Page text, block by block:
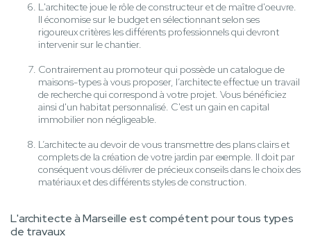
L'architecte joue le rôle de constructeur et de maître d'oeuvre.
Il économise sur le budget en sélectionnant selon ses
rigoureux critères les différents professionnels qui devront
intervenir sur le chantier.
Contrairement au promoteur qui possède un catalogue de
maisons-types à vous proposer, l’architecte effectue un travail
de recherche qui correspond à votre projet. Vous bénéficiez
ainsi d'un habitat personnalisé. C'est un gain en capital
immobilier non négligeable.
L’architecte au devoir de vous transmettre des plans clairs et
complets de la création de votre jardin par exemple. Il doit par
conséquent vous délivrer de précieux conseils dans le choix des
matériaux et des différents styles de construction.
L'architecte à Marseille est compétent pour tous types
de travaux